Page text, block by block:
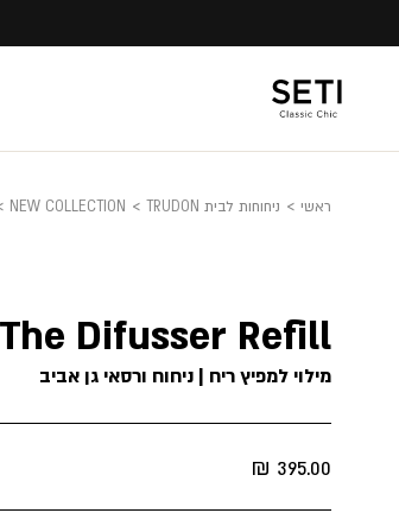
content
ראשי > ניחוחות לבית TRUDON >
NEW COLLECTION
Difusser Refill
מילוי למפיץ ריח | ניחוח ורסאי גן אביב
395.00
₪